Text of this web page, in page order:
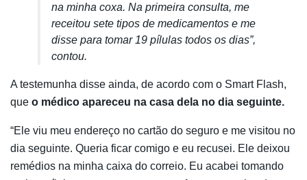
na minha coxa. Na primeira consulta, me
receitou sete tipos de medicamentos e me
disse para tomar 19 pílulas todos os dias”,
contou.
A testemunha disse ainda, de acordo com o Smart Flash,
que o médico apareceu na casa dela no dia seguinte.
“Ele viu meu endereço no cartão do seguro e me visitou no
dia seguinte. Queria ficar comigo e eu recusei. Ele deixou
remédios na minha caixa do correio. Eu acabei tomando